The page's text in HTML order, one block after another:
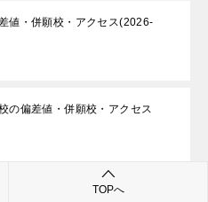
値・併願校・アクセス(2026-
の偏差値・併願校・アクセス
偏差値・併願校・アクセス(2026-
TOPへ